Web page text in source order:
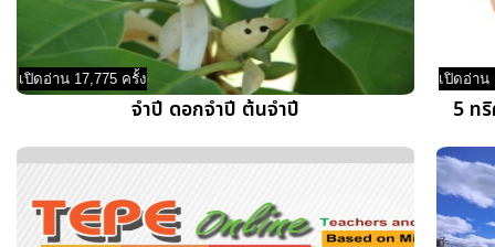
เปิดอ่าน 17,775 ครั้ง
จำปี ดอกจำปี ต้นจำปี
เปิดอ่าน
5 ท